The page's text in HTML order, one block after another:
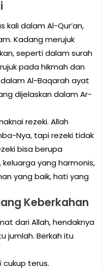
kali dalam Al-Qur’an,
Kadang merujuk
seperti dalam surah
pada hikmah dan
Al-Baqarah ayat
dijelaskan dalam Ar-
rezeki. Allah
Nya, tapi rezeki tidak
bisa berupa
yang harmonis,
yang baik, hati yang
Keberkahan
dari Allah, hendaknya
jumlah. Berkah itu
terus.